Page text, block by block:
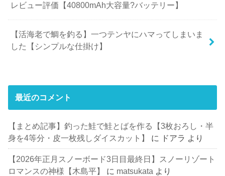
レビュー評価【40800mAh大容量?バッテリー】
【活海老で鯛を釣る】一つテンヤにハマってしまいま
した【シンプルな仕掛け】
最近のコメント
【まとめ記事】釣った鮭で鮭とばを作る【3枚おろし・半
身を4等分・皮一枚残しダイスカット】
に ドアラ より
【2026年正月スノーボード3日目最終日】スノーリゾート
ロマンスの神様【木島平】
に matsukata より